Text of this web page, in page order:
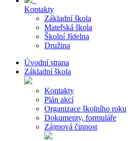
Kontakty
Základní škola
Mateřská škola
Školní Jídelna
Družina
Úvodní strana
Základní škola
Kontakty
Plán akcí
Organizace školního roku
Dokumenty, formuláře
Zájmová činnost